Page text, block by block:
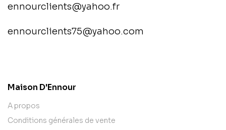
ennourclients@yahoo.fr
ennourclients75@yahoo.com
Maison D'Ennour
A propos
Conditions générales de vente